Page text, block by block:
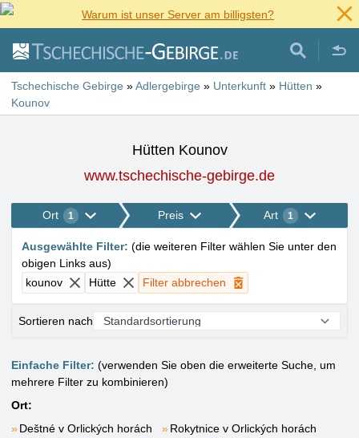
Warum ist unser Server am billigsten?
Tschechische Gebirge »Adlergebirge » Unterkunft » Hütten »
Kounov
Hütten Kounov
www.tschechische-gebirge.de
Ort 1 Preis Art 1
Ausgewählte Filter: (die weiteren Filter wählen Sie unter den
obigen Links aus)
kounov
Hütte Filter abbrechen
Sortieren nach
Einfache Filter: (verwenden Sie oben die erweiterte Suche, um
mehrere Filter zu kombinieren)
Ort:
Deštné v Orlických horách
Rokytnice v Orlických horách